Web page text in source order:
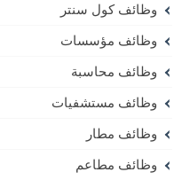
وظائف كول سنتر
وظائف مؤسسات
وظائف محاسبة
وظائف مستشفيات
وظائف مطار
وظائف مطاعم